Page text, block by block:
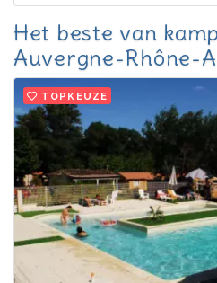
Het beste van
Auvergne-Rhône-
TOPKEUZE